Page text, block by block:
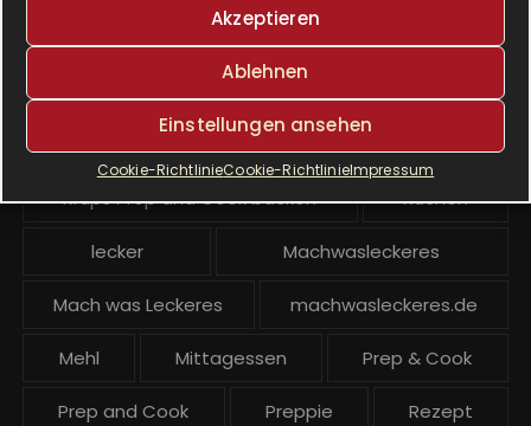
Akzeptieren
Ablehnen
Einstellungen ansehen
Cookie-RichtlinieCookie-RichtlinieImpressum
Krups Prep and Cook backen Kuchen
lecker Machwasleckeres
Mach was Leckeres machwasleckeres.de
Mehl Mittagessen Prep & Cook
Prep and Cook Preppie Rezept